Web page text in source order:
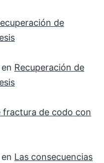
de
en Recuperación de
fractura de codo con
en Las consecuencias